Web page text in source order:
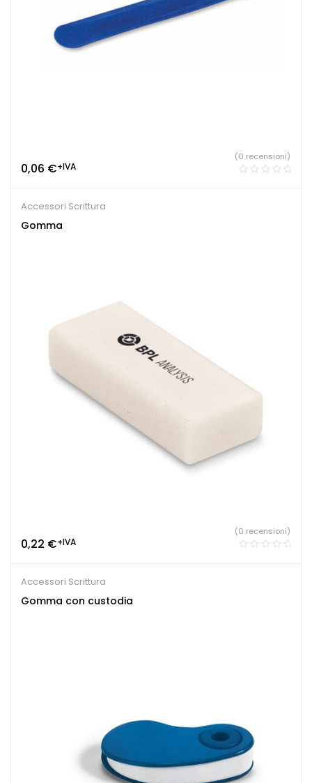
0,06 €+IVA
(0 recensioni)
Accessori Scrittura
Gomma
0,22 €+IVA
(0 recensioni)
Accessori Scrittura
Gomma con custodia